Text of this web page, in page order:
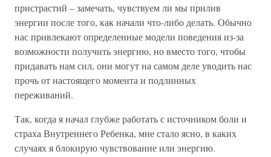
пристрастий – замечать, чувствуем ли мы прилив
энергии после того, как начали что-либо делать. Обычно
нас привлекают определенные модели поведения из-за
возможности получить энергию, но вместо того, чтобы
придавать нам сил, они могут на самом деле уводить нас
прочь от настоящего момента и подлинных
переживаний.
Так, когда я начал глубже работать с источником боли и
страха Внутреннего Ребенка, мне стало ясно, в каких
случаях я блокирую чувствование или энергию.